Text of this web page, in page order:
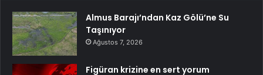
Almus Barajı’ndan Kaz Gölü’ne Su
Taşınıyor
Ağustos 7, 2026
Figüran krizine en sert yorum